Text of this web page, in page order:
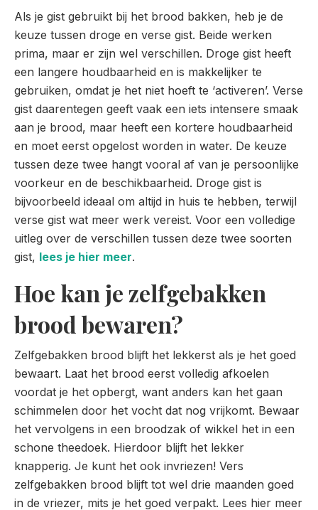
Als je gist gebruikt bij het brood bakken, heb je de
keuze tussen droge en verse gist. Beide werken
prima, maar er zijn wel verschillen. Droge gist heeft
een langere houdbaarheid en is makkelijker te
gebruiken, omdat je het niet hoeft te ‘activeren’. Verse
gist daarentegen geeft vaak een iets intensere smaak
aan je brood, maar heeft een kortere houdbaarheid
en moet eerst opgelost worden in water. De keuze
tussen deze twee hangt vooral af van je persoonlijke
voorkeur en de beschikbaarheid. Droge gist is
bijvoorbeeld ideaal om altijd in huis te hebben, terwijl
verse gist wat meer werk vereist. Voor een volledige
uitleg over de verschillen tussen deze twee soorten
gist, lees je hier meer.
Hoe kan je zelfgebakken
brood bewaren?
Zelfgebakken brood blijft het lekkerst als je het goed
bewaart. Laat het brood eerst volledig afkoelen
voordat je het opbergt, want anders kan het gaan
schimmelen door het vocht dat nog vrijkomt. Bewaar
het vervolgens in een broodzak of wikkel het in een
schone theedoek. Hierdoor blijft het lekker
knapperig. Je kunt het ook invriezen! Vers
zelfgebakken brood blijft tot wel drie maanden goed
in de vriezer, mits je het goed verpakt. Lees hier meer